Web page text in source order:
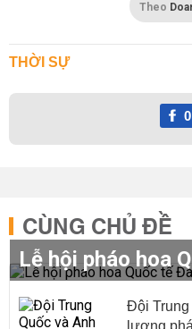
Theo
THỜI SỰ
0
CÙNG CHỦ ĐỀ
Đội Trung
lượng